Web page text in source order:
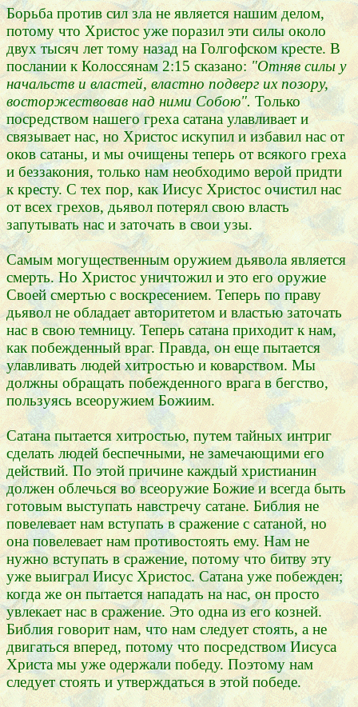
Борьба против сил зла не является нашим делом,
потому что Христос уже поразил эти силы около
двух тысяч лет тому назад на Голгофском кресте. В
послании к Колоссянам 2:15 сказано:"Отняв силы у
начальств и властей, властно подверг их позору,
восторжествовав над ними Собою". Только
посредством нашего греха сатана улавливает и
связывает нас, но Христос искупил и избавил нас от
оков сатаны, и мы очищены теперь от всякого греха
и беззакония, только нам необходимо верой придти
к кресту. С тех пор, как Иисус Христос очистил нас
от всех грехов, дьявол потерял свою власть
запутывать нас и заточать в свои узы.
Самым могущественным оружием дьявола является
смерть. Но Христос уничтожил и это его оружие
Своей смертью с воскресением. Теперь по праву
дьявол не обладает авторитетом и властью заточать
нас в свою темницу. Теперь сатана приходит к нам,
как побежденный враг. Правда, он еще пытается
улавливать людей хитростью и коварством. Мы
должны обращать побежденного врага в бегство,
пользуясь всеоружием Божиим.
Сатана пытается хитростью, путем тайных интриг
сделать людей беспечными, не замечающими его
действий. По этой причине каждый христианин
должен облечься во всеоружие Божие и всегда быть
готовым выступать навстречу сатане. Библия не
повелевает нам вступать в сражение с сатаной, но
она повелевает нам противостоять ему. Нам не
нужно вступать в сражение, потому что битву эту
уже выиграл Иисус Христос. Сатана уже побежден;
когда же он пытается нападать на нас, он просто
увлекает нас в сражение. Это одна из его козней.
Библия говорит нам, что нам следует стоять, а не
двигаться вперед, потому что посредством Иисуса
Христа мы уже одержали победу. Поэтому нам
следует стоять и утверждаться в этой победе.